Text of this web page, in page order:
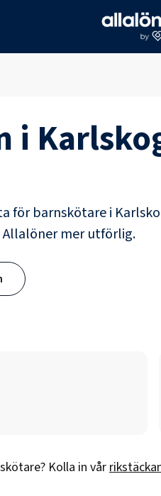
i
för barnskötarei
mer utförlig.
? Kolla in vår